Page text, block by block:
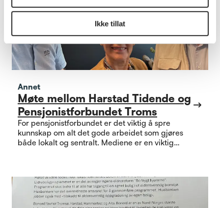
Ikke tillat
Annet
Møte mellom Harstad Tidende og
Pensjonistforbundet Troms
For pensjonistforbundet er det viktig å spre
kunnskap om alt det gode arbeidet som gjøres
både lokalt og sentralt. Mediene er en viktig